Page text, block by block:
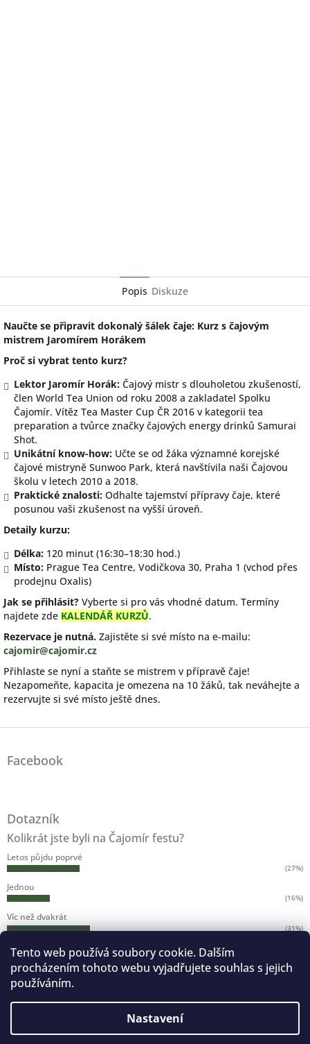
Tento web používá soubory cookie. Dalším
procházením tohoto webu vyjadřujete souhlas s jejich
používáním.
Nastavení
Popis Diskuze
Naučte se připravit dokonalý šálek čaje: Kurz s čajovým
mistrem Jaromírem Horákem
Proč si vybrat tento kurz?
Lektor Jaromír Horák: Čajový mistr s dlouholetou zkušeností,
člen World Tea Union od roku 2008 a zakladatel Spolku
Čajomír. Vítěz Tea Master Cup ČR 2016 v kategorii tea
preparation a tvůrce značky čajových energy drinků Samurai
Shot.
Unikátní know-how: Učte se od žáka významné korejské
čajové mistryně Sunwoo Park, která navštívila naši Čajovou
školu v letech 2010 a 2018.
Praktické znalosti: Odhalte tajemství přípravy čaje, které
posunou vaši zkušenost na vyšší úroveň.
Detaily kurzu:
Délka: 120 minut (16:30–18:30 hod.)
Místo: Prague Tea Centre, Vodičkova 30, Praha 1 (vchod přes
prodejnu Oxalis)
Jak se přihlásit? Vyberte si pro vás vhodné datum. Termíny
najdete zde KALENDÁŘ KURZŮ.
Rezervace je nutná. Zajistěte si své místo na e-mailu:
cajomir@cajomir.cz
Přihlaste se nyní a staňte se mistrem v přípravě čaje!
Nezapomeňte, kapacita je omezena na 10 žáků, tak neváhejte a
rezervujte si své místo ještě dnes.
Z
Facebook
Dotazník
Kolikrát jste byli na Čajomír festu?
Letos půjdu poprvé
(27%)
Jednou
(16%)
Víc než dvakrát
(31%)
Víc než pětkrát
Víc než desetkrát
Byl jsem na všech ročnících
Počet hlasů:584